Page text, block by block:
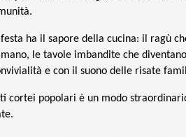
ha il sapore della cucina: il ragù
le tavole imbandite che
e con il suono delle risate
cortei popolari è un modo